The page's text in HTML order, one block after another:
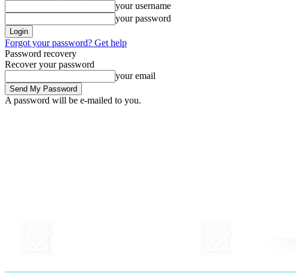
your username
your password
Forgot your password? Get help
Password recovery
Recover your password
your email
A password will be e-mailed to you.